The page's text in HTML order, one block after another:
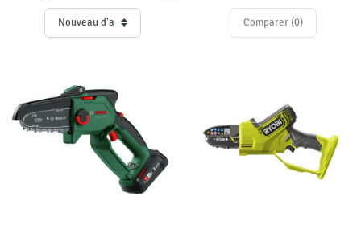
Comparer (0)‎